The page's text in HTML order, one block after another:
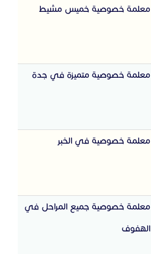
معلمة خصوصية خميس مشيط
معلمة خصوصية متميزة في جدة
معلمة خصوصية في الخبر
معلمة خصوصية جميع المراحل في
الهفوف